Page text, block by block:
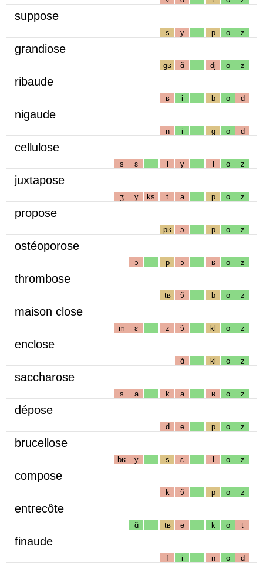
suppose
s y p o z
grandiose
gʁ ɑ̃ dj o z
ribaude
ʁ i b o d
nigaude
n i g o d
cellulose
s ɛ l y l o z
juxtapose
ʒ y ks t a p o z
propose
pʁ ɔ p o z
ostéoporose
ɔ p ɔ ʁ o z
thrombose
tʁ ɔ̃ b o z
maison close
m ɛ z ɔ̃ kl o z
enclose
ɑ̃ kl o z
saccharose
s a k a ʁ o z
dépose
d e p o z
brucellose
bʁ y s ɛ l o z
compose
k ɔ̃ p o z
entrecôte
ɑ̃ tʁ ə k o t
finaude
f i n o d